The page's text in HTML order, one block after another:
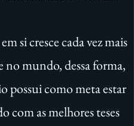
si cresce cada vez mais
no mundo, dessa forma,
possui como meta estar
com as melhores teses